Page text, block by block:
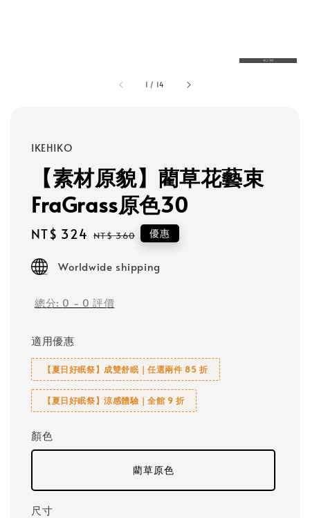
1 / 14
IKEHIKO
【素材原貌】藺草花藝束
FraGrass原色30
Sale
NT$ 324 Regular
NT$ 360 優惠
Worldwide shipping
總分: 0 - 0 評價
適用優惠
【夏日好眠祭】成雙舒眠｜任選兩件 85 折
【夏日好眠祭】涼感體驗｜全館 9 折
顏色
藺草原色
尺寸